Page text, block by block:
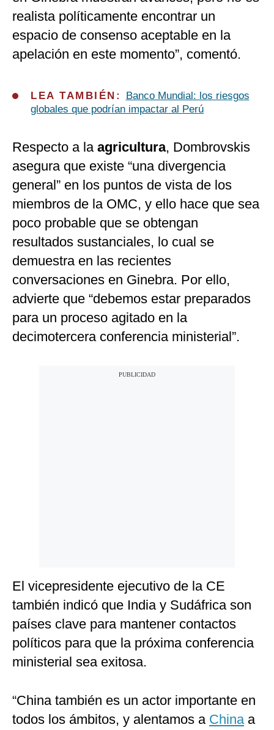
realista políticamente encontrar un
espacio de consenso aceptable en la
apelación en este momento”, comentó.
LEA TAMBIÉN:
Banco Mundial: los riesgos
globales que podrían impactar al Perú
Respecto a la agricultura, Dombrovskis
asegura que existe “una divergencia
general” en los puntos de vista de los
miembros de la OMC, y ello hace que sea
poco probable que se obtengan
resultados sustanciales, lo cual se
demuestra en las recientes
conversaciones en Ginebra. Por ello,
advierte que “debemos estar preparados
para un proceso agitado en la
decimotercera conferencia ministerial”.
El vicepresidente ejecutivo de la CE
también indicó que India y Sudáfrica son
países clave para mantener contactos
políticos para que la próxima conferencia
ministerial sea exitosa.
“China también es un actor importante en
todos los ámbitos, y alentamos a Chinaa